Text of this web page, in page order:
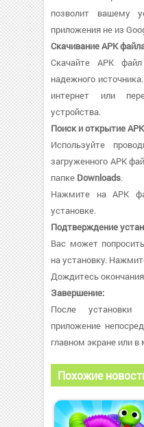
позволит вашему
приложения не из
Скачивание APK
Скачайте APK
надежного
интернет или
устройства.
Поиск и открытие
Используйте
загруженного APK
папке Downloads.
Нажмите на APK
установке.
Подтверждение
Вас может
на установку.
Дождитесь
Завершение:
После
приложение
главном экране или
Похожие